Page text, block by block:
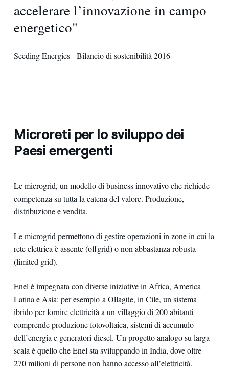
accelerare l’innovazione in campo
energetico"
Seeding Energies - Bilancio di sostenibilità 2016
Microreti per lo sviluppo dei
Paesi emergenti
Le microgrid, un modello di business innovativo che richiede
competenza su tutta la catena del valore. Produzione,
distribuzione e vendita.
Le microgrid permettono di gestire operazioni in zone in cui la
rete elettrica è assente (offgrid) o non abbastanza robusta
(limited grid).
Enel è impegnata con diverse iniziative in Africa, America
Latina e Asia: per esempio a Ollagüe, in Cile, un sistema
ibrido per fornire elettricità a un villaggio di 200 abitanti
comprende produzione fotovoltaica, sistemi di accumulo
dell’energia e generatori diesel. Un progetto analogo su larga
scala è quello che Enel sta sviluppando in India, dove oltre
270 milioni di persone non hanno accesso all’elettricità.